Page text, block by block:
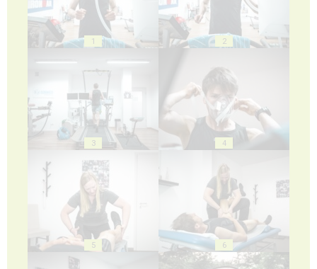
1 2
3 4
5 6